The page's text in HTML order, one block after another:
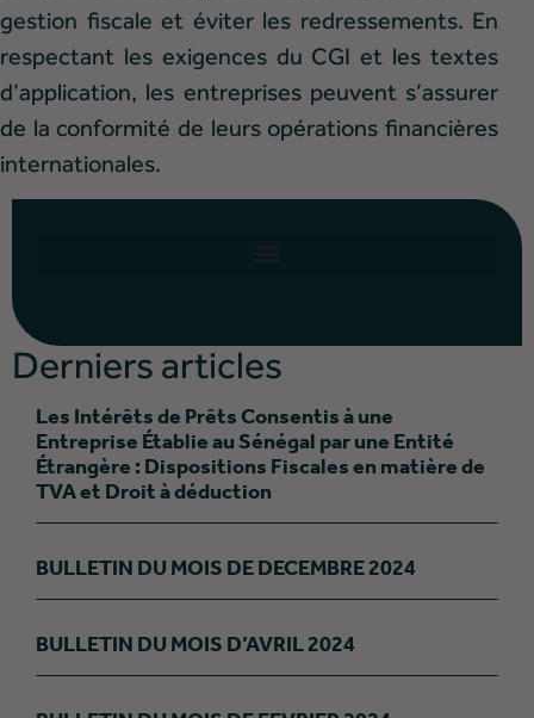
gestion fiscale et éviter les redressements. En
respectant les exigences du CGI et les textes
d’application, les entreprises peuvent s’assurer
de la conformité de leurs opérations financières
internationales.
Derniers articles
Les Intérêts de Prêts Consentis à une
Entreprise Établie au Sénégal par une Entité
Étrangère : Dispositions Fiscales en matière de
TVA et Droit à déduction
BULLETIN DU MOIS DE DECEMBRE 2024
BULLETIN DU MOIS D’AVRIL 2024